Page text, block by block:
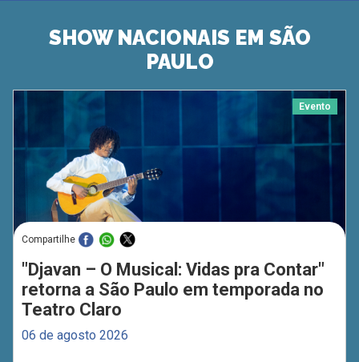
SHOW NACIONAIS EM SÃO
PAULO
Evento
Compartilhe
"Djavan – O Musical: Vidas pra Contar"
retorna a São Paulo em temporada no
Teatro Claro
06 de agosto 2026